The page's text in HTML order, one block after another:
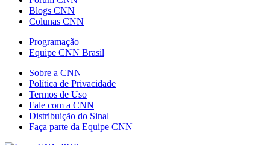
Blogs CNN
Colunas CNN
Programação
Equipe CNN Brasil
Sobre a CNN
Política de Privacidade
Termos de Uso
Fale com a CNN
Distribuição do Sinal
Faça parte da Equipe CNN